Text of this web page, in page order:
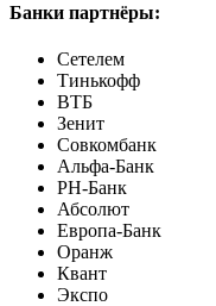
Банки партнёры:
Сетелем
Тинькофф
ВТБ
Зенит
Совкомбанк
Альфа-Банк
РН-Банк
Абсолют
Европа-Банк
Оранж
Квант
Экспо